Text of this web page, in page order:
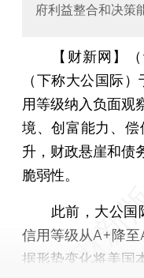
府利益整合和决策
【财新网】
（下称大公国际
用等级纳入负面观
境、创富能力、
升，财政悬崖和债
脆弱性。
此前，大公国际
信用等级从A+降
据形势变化将美国